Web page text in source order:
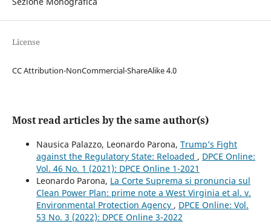
License
CC Attribution-NonCommercial-ShareAlike 4.0
Most read articles by the same author(s)
Nausica Palazzo, Leonardo Parona, Trump’s Fight
against the Regulatory State: Reloaded , DPCE Online:
Vol. 46 No. 1 (2021): DPCE Online 1-2021
Leonardo Parona, La Corte Suprema si pronuncia sul
Clean Power Plan: prime note a West Virginia et al. v.
Environmental Protection Agency , DPCE Online: Vol.
53 No. 3 (2022): DPCE Online 3-2022